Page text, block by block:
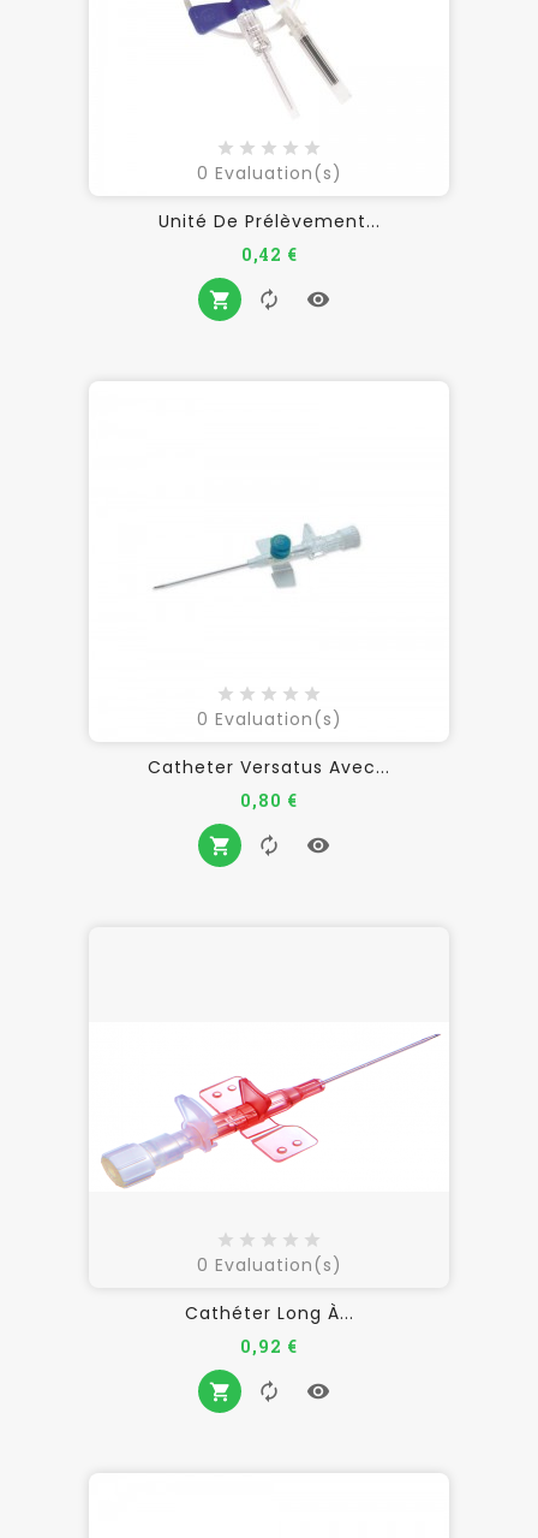
0 Evaluation(s)
Unité De Prélèvement...
0,42 €Prix
0 Evaluation(s)
Catheter Versatus Avec...
0,80 €
0 Evaluation(s)
Cathéter Long À...
0,92 €